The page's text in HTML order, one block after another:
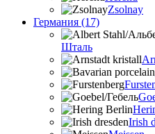
Zsolnay
Германия (17)
Шталь
Irish